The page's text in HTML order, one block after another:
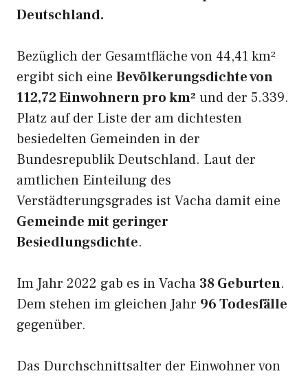
Deutschland.
Bezüglich der Gesamtfläche von 44,41 km²
ergibt sich eine Bevölkerungsdichte von
112,72 Einwohnern pro km² und der 5.339.
Platz auf der Liste der am dichtesten
besiedelten Gemeinden in der
Bundesrepublik Deutschland. Laut der
amtlichen Einteilung des
Verstädterungsgrades ist Vacha damit eine
Gemeinde mit geringer
Besiedlungsdichte.
Im Jahr 2022 gab es in Vacha 38 Geburten.
Dem stehen im gleichen Jahr 96 Todesfälle
gegenüber.
Das Durchschnittsalter der Einwohner von